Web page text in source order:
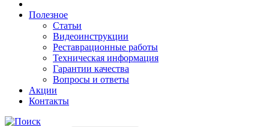
Полезное
Статьи
Видеоинструкции
Реставрационные работы
Техническая информация
Гарантии качества
Вопросы и ответы
Акции
Контакты